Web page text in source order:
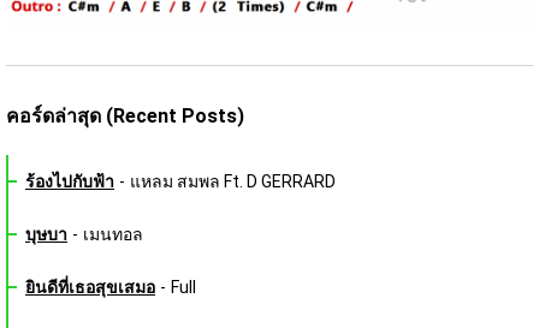
คอร์ดล่าสุด (Recent Posts)
ร้องไปกับฟ้า - แหลม สมพล Ft. D GERRARD
บุษบา - เมนทอล
ยินดีที่เธอสุขเสมอ - Full